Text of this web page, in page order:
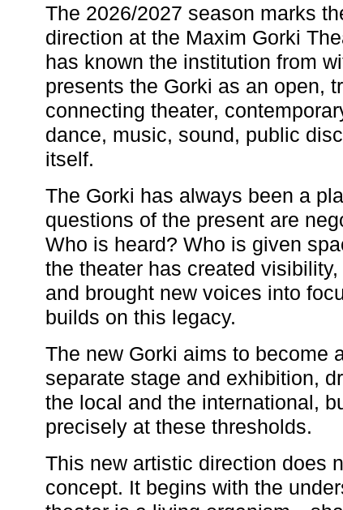
The 2026/2027 season marks
direction at the Maxim Gorki
has known the institution from
presents the Gorki as an open,
connecting theater,
dance, music, sound, public
itself.
The Gorki has always been a
questions of the present are
Who is heard? Who is given
the theater has created
and brought new voices into
builds on this legacy.
The new Gorki aims to become
separate stage and exhibition,
the local and the international,
precisely at these thresholds.
This new artistic direction does
concept. It begins with the